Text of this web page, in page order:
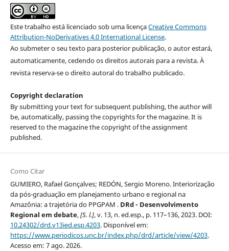
Este trabalho está licenciado sob uma licençaCreative Commons
Attribution-NoDerivatives 4.0 International License.
Ao submeter o seu texto para posterior publicação, o autor estará,
automaticamente, cedendo os direitos autorais para a revista. À
revista reserva-se o direito autoral do trabalho publicado.
Copyright declaration
By submitting your text for subsequent publishing, the author will
be, automatically, passing the copyrights for the magazine. It is
reserved to the magazine the copyright of the assignment
published.
Como Citar
GUMIERO, Rafael Gonçalves; REDÓN, Sergio Moreno. Interiorização
da pós-graduação em planejamento urbano e regional na
Amazônia: a trajetória do PPGPAM . DRd - Desenvolvimento
Regional em debate,[S. l.], v. 13, n. ed.esp., p. 117–136, 2023. DOI:
10.24302/drd.v13ied.esp.4203. Disponível em:
https://www.periodicos.unc.br/index.php/drd/article/view/4203.
Acesso em: 7 ago. 2026.